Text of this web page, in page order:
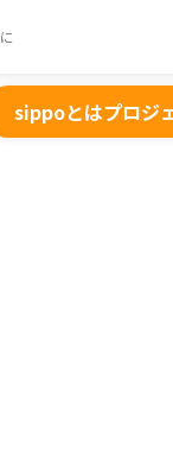
sippoとはプロジ